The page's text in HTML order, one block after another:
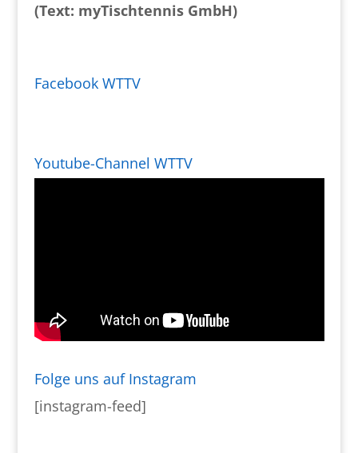
(Text: myTischtennis GmbH)
Facebook WTTV
Youtube-Channel WTTV
Folge uns auf Instagram
[instagram-feed]